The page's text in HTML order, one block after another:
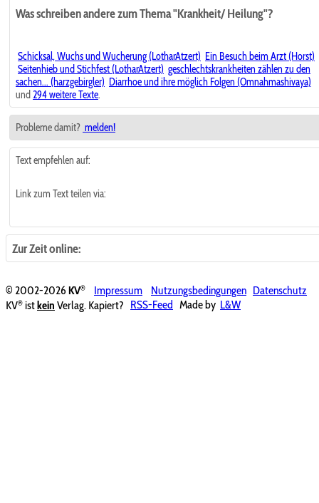
Was schreiben andere zum Thema "Krankheit/ Heilung"?
Schicksal, Wuchs und Wucherung (LotharAtzert) Ein Besuch beim Arzt (Horst)
Seitenhieb und Stichfest (LotharAtzert) geschlechtskrankheiten zählen zu den
sachen... (harzgebirgler) Diarrhoe und ihre möglich Folgen (Omnahmashivaya)
und 294 weitere Texte.
Probleme damit? melden!
Text empfehlen auf:
Link zum Text teilen via:
Zur Zeit online:
© 2002-2026KV® Impressum Nutzungsbedingungen Datenschutz
KV® istkein Verlag. Kapiert? RSS-Feed Made by L&W